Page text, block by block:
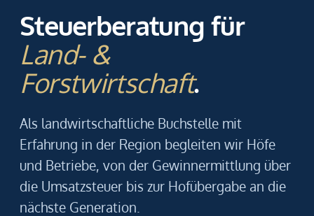
Steuerberatung für
Land- &
Forstwirtschaft.
Als landwirtschaftliche Buchstelle mit
Erfahrung in der Region begleiten wir Höfe
und Betriebe, von der Gewinnermittlung über
die Umsatzsteuer bis zur Hofübergabe an die
nächste Generation.